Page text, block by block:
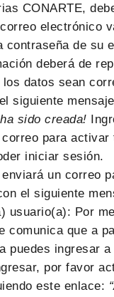
CONARTE,
electrónico
contraseña de su
deberá de
los datos sean
siguiente
sido creada!
correo para activar
iniciar sesión.
un correo
el siguiente
usuario(a): Por
comunica que a
puedes ingresar a
por favor
este enlace: